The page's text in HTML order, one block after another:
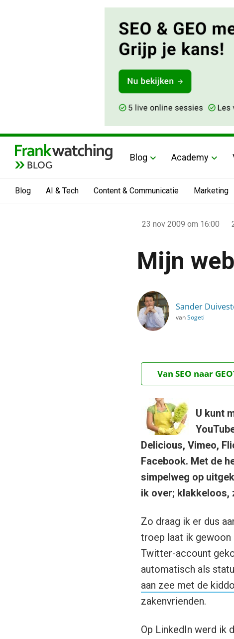
BLOG
Blog Academy
Blog AI & Tech Content & Communicatie Marketing
Alle artikelen
Mijn web verslonst!
23 nov 2009 om 16:00
Mijn
Sander
vanSogeti
Van SEO naar
U kunt
Delicious, Vimeo,
Facebook. Met de
simpelweg op
ik over; klakkeloos,
Zo draag ik er dus
troep laat ik gewoon
Twitter-account
automatisch als
aan zee met de
zakenvrienden.
Op LinkedIn werd ik